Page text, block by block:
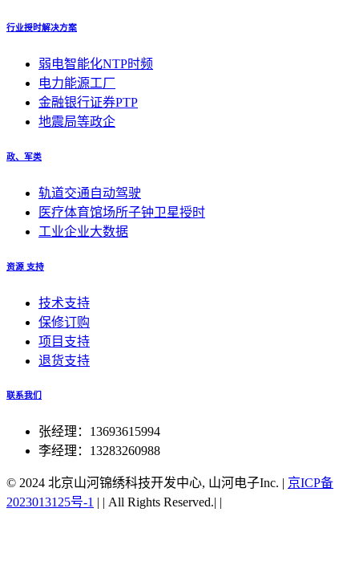
行业授时解决方案
弱电智能化NTP时频
电力能源工厂
金融银行证券PTP
地震局等政企
政、军类
轨道交通自动驾驶
医疗体育馆场所子钟卫星授时
工业企业大数据
资源 支持
技术支持
保修订购
项目支持
退货支持
联系我们
张经理：13693615994
李经理：13283260988
© 2024 北京山河锦绣科技开发中心, 山河电子Inc. | 京ICP备
2023013125号-1 | | All Rights Reserved.| |